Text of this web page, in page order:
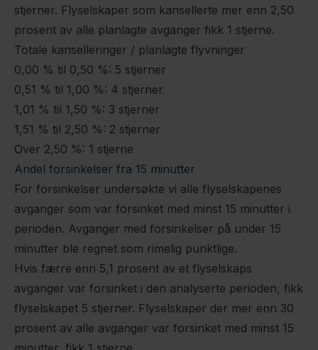
stjerner. Flyselskaper som kansellerte mer enn 2,50
prosent av alle planlagte avganger fikk 1 stjerne.
Totale kanselleringer / planlagte flyvninger
0,00 % til 0,50 %: 5 stjerner
0,51 % til 1,00 %: 4 stjerner
1,01 % til 1,50 %: 3 stjerner
1,51 % til 2,50 %: 2 stjerner
Over 2,50 %: 1 stjerne
Andel forsinkelser fra 15 minutter
For forsinkelser undersøkte vi alle flyselskapenes
avganger som var forsinket med minst 15 minutter i
perioden. Avganger med forsinkelser på under 15
minutter ble regnet som rimelig punktlige.
Hvis færre enn 5,1 prosent av et flyselskaps
avganger var forsinket i den analyserte perioden, fikk
flyselskapet 5 stjerner. Flyselskaper der mer enn 30
prosent av alle avganger var forsinket med minst 15